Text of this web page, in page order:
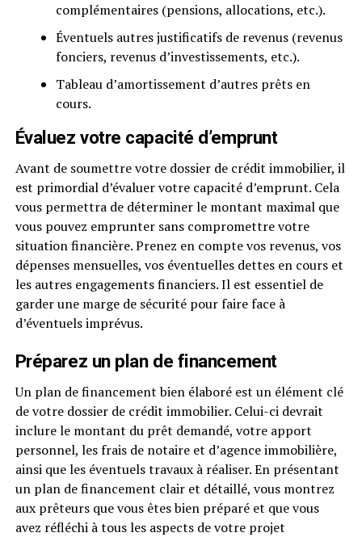
complémentaires (pensions, allocations, etc.).
Éventuels autres justificatifs de revenus (revenus
fonciers, revenus d’investissements, etc.).
Tableau d’amortissement d’autres prêts en
cours.
Évaluez votre capacité d’emprunt
Avant de soumettre votre dossier de crédit immobilier, il
est primordial d’évaluer votre capacité d’emprunt. Cela
vous permettra de déterminer le montant maximal que
vous pouvez emprunter sans compromettre votre
situation financière. Prenez en compte vos revenus, vos
dépenses mensuelles, vos éventuelles dettes en cours et
les autres engagements financiers. Il est essentiel de
garder une marge de sécurité pour faire face à
d’éventuels imprévus.
Préparez un plan de financement
Un plan de financement bien élaboré est un élément clé
de votre dossier de crédit immobilier. Celui-ci devrait
inclure le montant du prêt demandé, votre apport
personnel, les frais de notaire et d’agence immobilière,
ainsi que les éventuels travaux à réaliser. En présentant
un plan de financement clair et détaillé, vous montrez
aux prêteurs que vous êtes bien préparé et que vous
avez réfléchi à tous les aspects de votre projet